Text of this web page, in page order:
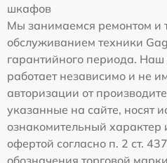
шкафов
Мы занимаемся ремонтом и
обслуживанием техники
гарантийного периода. Наш
работает независимо и не
авторизации от
указанные на сайте, носят
ознакомительный характер
офертой согласно п. 2 ст.